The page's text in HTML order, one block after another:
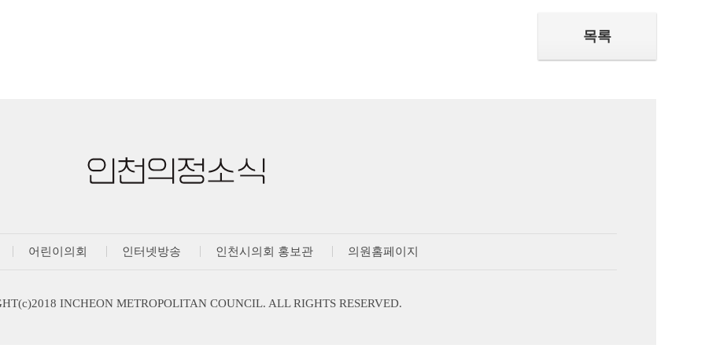
목록
어린이의회 인터넷방송 인천시의회 홍보관 의원홈페이지
INCHEON METROPOLITAN COUNCIL. ALL RIGHTS RESERVED.